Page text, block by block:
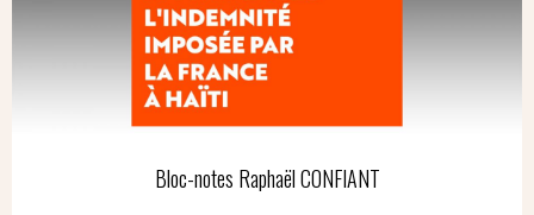
Bloc-notes Raphaël CONFIANT